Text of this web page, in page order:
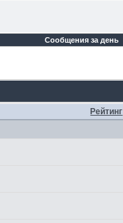
Сообщения за день
Рейтинг